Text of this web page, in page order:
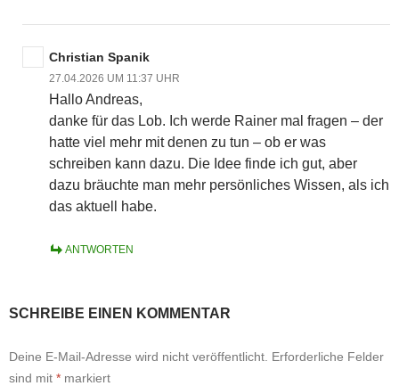
Christian Spanik
27.04.2026 UM 11:37 UHR
Hallo Andreas,
danke für das Lob. Ich werde Rainer mal fragen – der
hatte viel mehr mit denen zu tun – ob er was
schreiben kann dazu. Die Idee finde ich gut, aber
dazu bräuchte man mehr persönliches Wissen, als ich
das aktuell habe.
ANTWORTEN
SCHREIBE EINEN KOMMENTAR
Deine E-Mail-Adresse wird nicht veröffentlicht. Erforderliche Felder
sind mit * markiert